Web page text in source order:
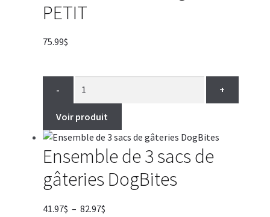
PETIT
75.99$
- +
Voir produit
Ensemble de 3 sacs de
gâteries DogBites
41.97$ – 82.97$Plage